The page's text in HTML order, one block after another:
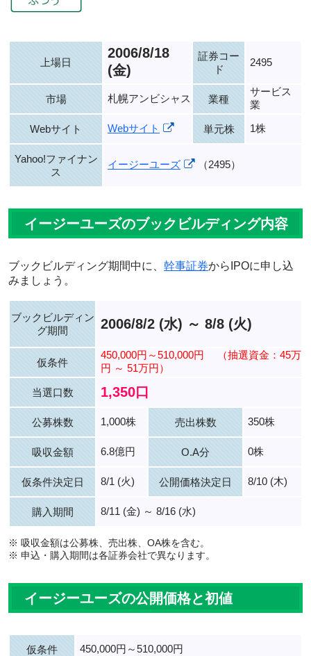
上場日
2006/8/18
(金)
証券コー
ド
2495
市場 札幌アンビシャス 業種
サービス
業
Webサイト Webサイト 単元株 1株
Yahoo!ファイナン
ス
イージーユーズ （2495）
イージーユーズのブックビルディング内容
ブックビルディング期間中に、 幹事証券からIPOに申し込
みましょう。
ブックビルディン
グ期間
2006/8/2 (水) ～ 8/8 (火)
仮条件
450,000円～510,000円
（抽選資金：45万
円 ～ 51万円）
当選口数 1,350口
公募株数 1,000株 売出株数 350株
吸収金額 6.8億円 O.A分 0株
仮条件決定日 8/1 (火) 公開価格決定日 8/10 (木)
購入期間 8/11 (金) ～ 8/16 (水)
※ 吸収金額は公募株、売出株、OA株を含む。
※ 申込・購入期間は各証券会社で異なります。
イージーユーズの公開価格と初値
仮条件 450,000円～510,000円